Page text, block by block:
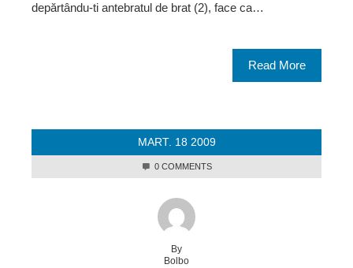
depărtându-ti antebratul de brat (2), face ca…
Read More
MART. 18 2009
0 COMMENTS
By
Bolbo